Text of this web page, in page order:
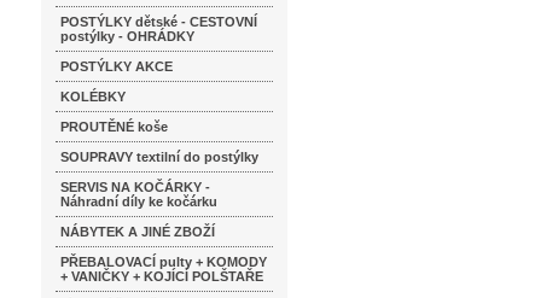
POSTÝLKY dětské - CESTOVNÍ
postýlky - OHRÁDKY
POSTÝLKY AKCE
KOLÉBKY
PROUTĚNÉ koše
SOUPRAVY textilní do postýlky
SERVIS NA KOČÁRKY -
Náhradní díly ke kočárku
NÁBYTEK A JINÉ ZBOŽÍ
PŘEBALOVACÍ pulty + KOMODY
+ VANIČKY + KOJÍCÍ POLŠTAŘE